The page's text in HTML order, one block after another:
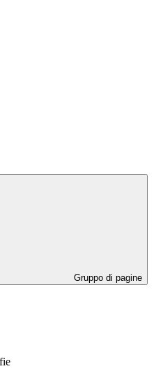
Gruppo di pagine